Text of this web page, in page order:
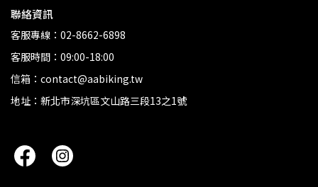
聯絡資訊
客服專線：02-8662-6898
客服時間：09:00-18:00
信箱：contact@aabiking.tw
地址：新北市深坑區文山路三段13之1號